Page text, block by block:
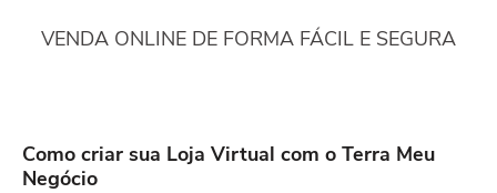
VENDA ONLINE DE FORMA FÁCIL E SEGURA
Como criar sua Loja Virtual com o Terra Meu
Negócio